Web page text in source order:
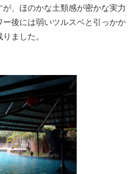
、ほのかな土類感が密かな実力
ー後には弱いツルスベと引っかか
ました。